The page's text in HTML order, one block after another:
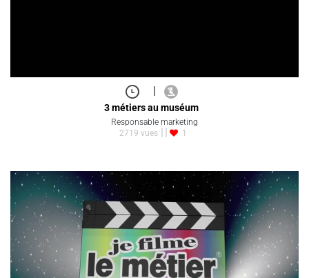
|
3 métiers au muséum
Responsable marketing
2719 vues
1